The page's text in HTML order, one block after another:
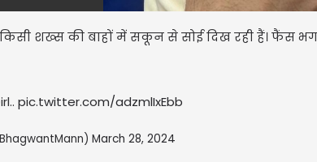
किसी शख्स की बाहों में सकून से सोई दिख रही हैं। फैंस
pic.twitter.com/adzmlIxEbb
March 28, 2024